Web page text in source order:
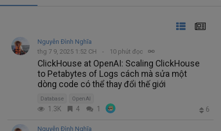
Nguyễn Đình Nghĩa
thg 7 9, 2025 1:52 CH
10 phút đọc
ClickHouse at OpenAI: Scaling ClickHouse
to Petabytes of Logs cách mà sửa một
dòng code có thể thay đổi thế giới
Database OpenAI
1.3K 4 1 6
Nguyễn Đình Nghĩa